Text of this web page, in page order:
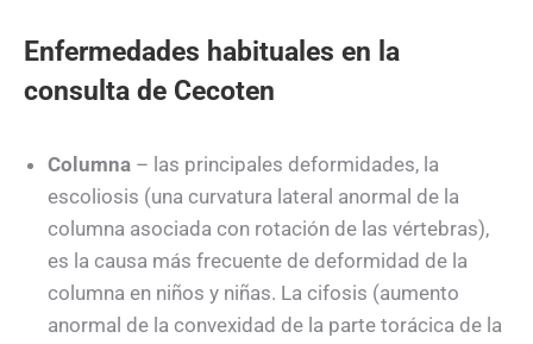
Enfermedades habituales en la
consulta de Cecoten
Columna – las principales deformidades, la
escoliosis (una curvatura lateral anormal de la
columna asociada con rotación de las vértebras),
es la causa más frecuente de deformidad de la
columna en niños y niñas. La cifosis (aumento
anormal de la convexidad de la parte torácica de la